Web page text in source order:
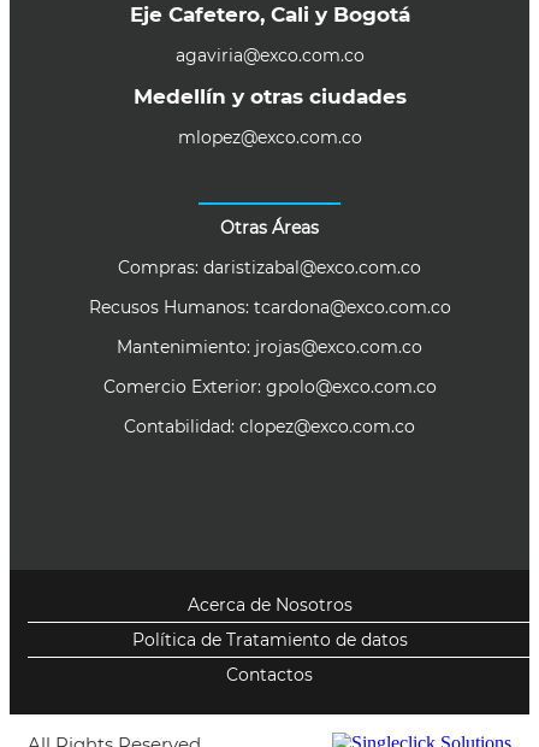
Eje Cafetero, Cali y Bogotá
agaviria@exco.com.co
Medellín y otras ciudades
mlopez@exco.com.co
Otras Áreas
Compras: daristizabal@exco.com.co
Recusos Humanos: tcardona@exco.com.co
Mantenimiento: jrojas@exco.com.co
Comercio Exterior: gpolo@exco.com.co
Contabilidad: clopez@exco.com.co
Acerca de Nosotros
Política de Tratamiento de datos
Contactos